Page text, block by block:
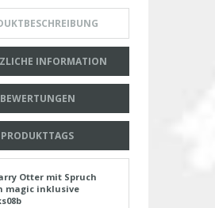
INFORMATION
BEWERTUNGEN
PRODUKTTAGS
Otter mit Spruch
magic inklusive